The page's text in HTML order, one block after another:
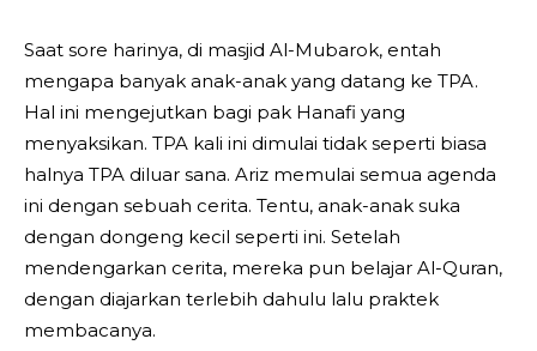
Saat sore harinya, di masjid Al-Mubarok, entah
mengapa banyak anak-anak yang datang ke TPA.
Hal ini mengejutkan bagi pak Hanafi yang
menyaksikan. TPA kali ini dimulai tidak seperti biasa
halnya TPA diluar sana. Ariz memulai semua agenda
ini dengan sebuah cerita. Tentu, anak-anak suka
dengan dongeng kecil seperti ini. Setelah
mendengarkan cerita, mereka pun belajar Al-Quran,
dengan diajarkan terlebih dahulu lalu praktek
membacanya.